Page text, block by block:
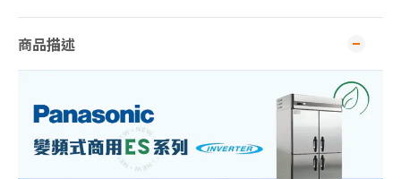
商品描述